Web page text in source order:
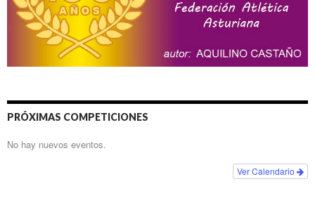
PRÓXIMAS COMPETICIONES
No hay nuevos eventos.
Ver Calendario